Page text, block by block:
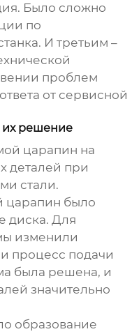
Было сложно
по
И третьим –
проблем
от сервисной
решение
царапин на
деталей при
стали.
царапин было
диска. Для
изменили
процесс подачи
была решена, и
значительно
образование